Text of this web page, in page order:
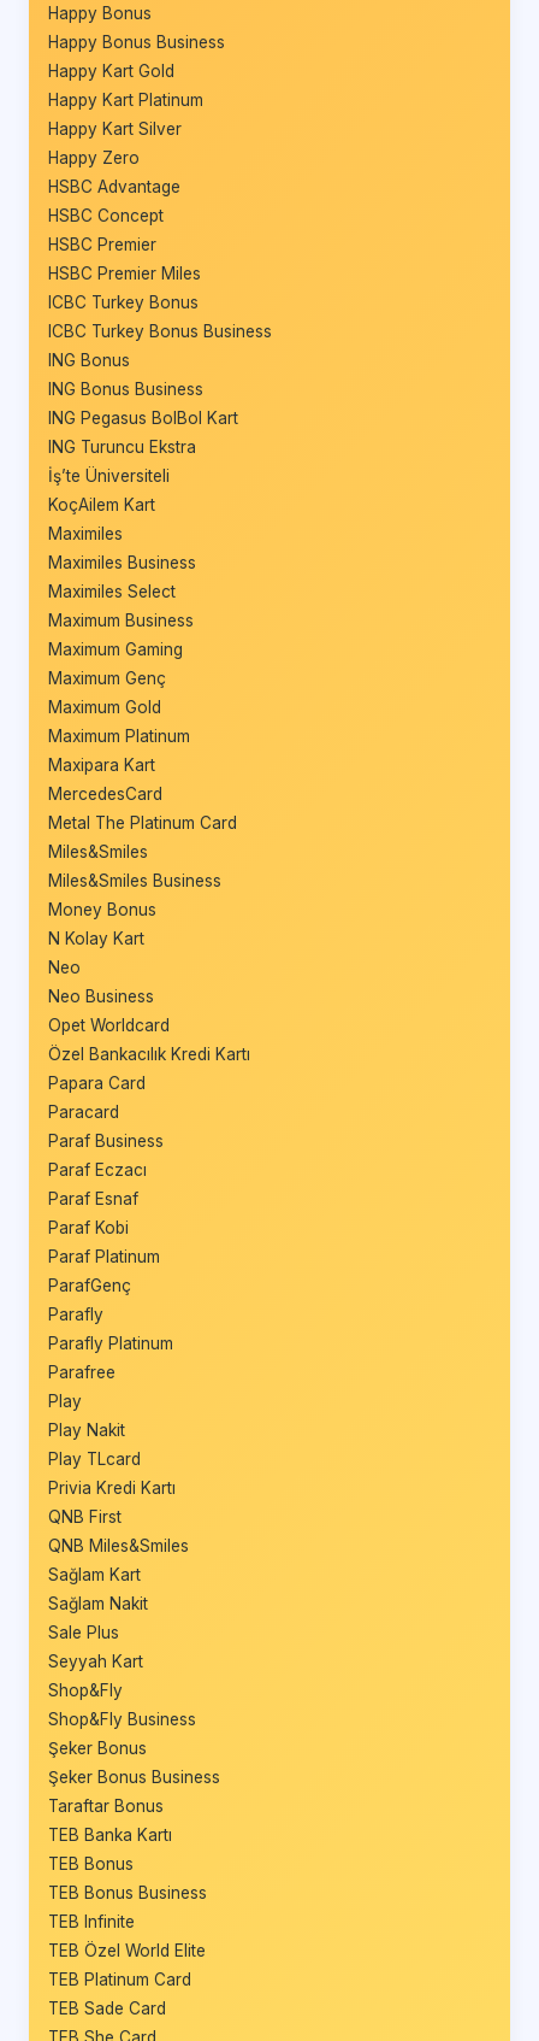
Happy Bonus
Happy Bonus Business
Happy Kart Gold
Happy Kart Platinum
Happy Kart Silver
Happy Zero
HSBC Advantage
HSBC Concept
HSBC Premier
HSBC Premier Miles
ICBC Turkey Bonus
ICBC Turkey Bonus Business
ING Bonus
ING Bonus Business
ING Pegasus BolBol Kart
ING Turuncu Ekstra
İş’te Üniversiteli
KoçAilem Kart
Maximiles
Maximiles Business
Maximiles Select
Maximum Business
Maximum Gaming
Maximum Genç
Maximum Gold
Maximum Platinum
Maxipara Kart
MercedesCard
Metal The Platinum Card
Miles&Smiles
Miles&Smiles Business
Money Bonus
N Kolay Kart
Neo
Neo Business
Opet Worldcard
Özel Bankacılık Kredi Kartı
Papara Card
Paracard
Paraf Business
Paraf Eczacı
Paraf Esnaf
Paraf Kobi
Paraf Platinum
ParafGenç
Parafly
Parafly Platinum
Parafree
Play
Play Nakit
Play TLcard
Privia Kredi Kartı
QNB First
QNB Miles&Smiles
Sağlam Kart
Sağlam Nakit
Sale Plus
Seyyah Kart
Shop&Fly
Shop&Fly Business
Şeker Bonus
Şeker Bonus Business
Taraftar Bonus
TEB Banka Kartı
TEB Bonus
TEB Bonus Business
TEB Infinite
TEB Özel World Elite
TEB Platinum Card
TEB Sade Card